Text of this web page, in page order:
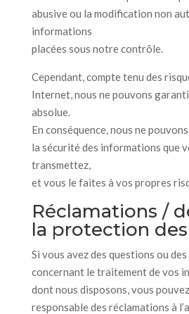
abusive ou la modification non
informations
placées sous notre contrôle.
Cependant, compte tenu des
Internet, nous ne pouvons
absolue.
En conséquence, nous ne
la sécurité des informations que
transmettez,
et vous le faites à vos propres
Réclamations /
la protection
Si vous avez des questions ou
concernant le traitement de vos
dont nous disposons, vous
responsable des réclamations à